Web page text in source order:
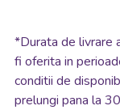
*Durata de livrare
fi oferita in
conditii de
prelungi pana la